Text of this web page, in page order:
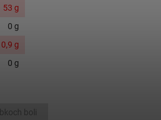
53 g
0 g
0,9 g
0 g
boli